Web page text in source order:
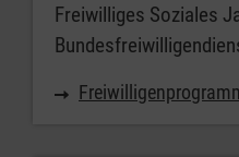
Freiwilliges Soziales